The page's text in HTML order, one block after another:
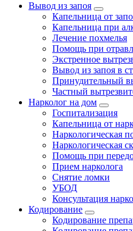
Вывод из запоя
Капельница от
Капельница при
Лечение похмелья
Помощь при
Экстренное
Вывод из запоя в
Принудительный
Частный
Нарколог на дом
Госпитализация
Капельница от
Наркологическая
Наркологическая
Помощь при
Прием нарколога
Снятие ломки
УБОД
Консультация
Кодирование
Кодирование